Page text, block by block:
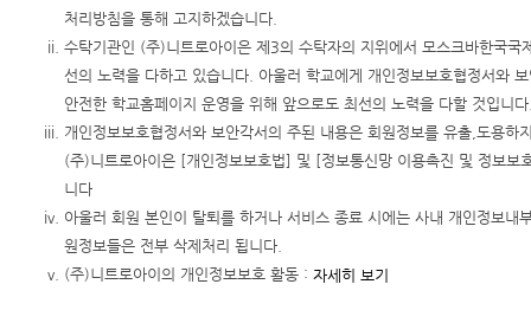
처리방침을 통해 고지하겠습니다.
수탁기관인 (주)니트로아이은 제3의 수탁자의 지위에서 모스크바한국국
선의 노력을 다하고 있습니다. 아울러 학교에게 개인정보보호협정서와
안전한 학교홈페이지 운영을 위해 앞으로도 최선의 노력을 다할 것입니
개인정보보호협정서와 보안각서의 주된 내용은 회원정보를 유출,도용하
(주)니트로아이은 [개인정보보호법] 및 [정보통신망 이용촉진 및 정보보
니다
아울러 회원 본인이 탈퇴를 하거나 서비스 종료 시에는 사내 개인정보내
원정보들은 전부 삭제처리 됩니다.
(주)니트로아이의 개인정보보호 활동 : 자세히 보기